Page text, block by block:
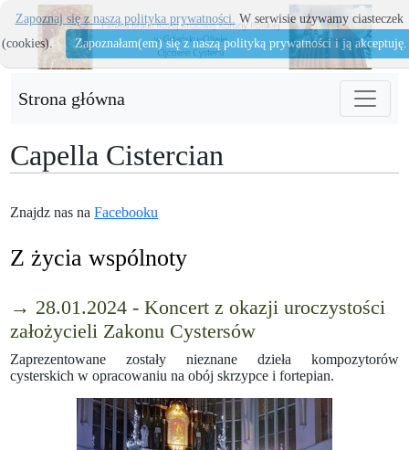
Strona główna
Capella Cistercian
Znajdz nas naFacebooku
Z życia wspólnoty
→ 28.01.2024 - Koncert z okazji uroczystości
założycieli Zakonu Cystersów
Zaprezentowane zostały nieznane dzieła kompozytorów
cysterskich w opracowaniu na obój skrzypce i fortepian.
Zapoznaj się z naszą polityka prywatności. W serwisie używamy ciasteczek
(cookies).
Zapoznałam(em) się z naszą polityką prywatności i ją akceptuję.